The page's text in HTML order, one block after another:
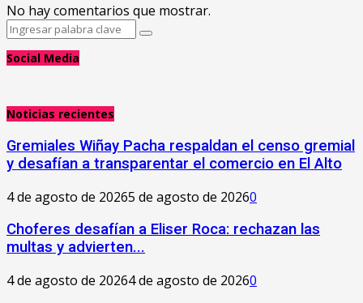
No hay comentarios que mostrar.
Search
Search
Social Media
Noticias recientes
Gremiales Wiñay Pacha respaldan el censo gremial
y desafían a transparentar el comercio en El Alto
4 de agosto de 20265 de agosto de 20260
Choferes desafían a Eliser Roca: rechazan las
multas y advierten...
4 de agosto de 20264 de agosto de 20260